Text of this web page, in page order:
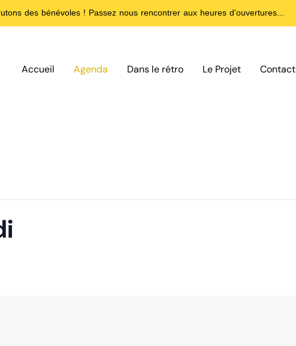
des bénévoles ! Passez nous rencontrer aux heures d'ouvertures...
Accueil Agenda Dans le rétro Le Projet Contact